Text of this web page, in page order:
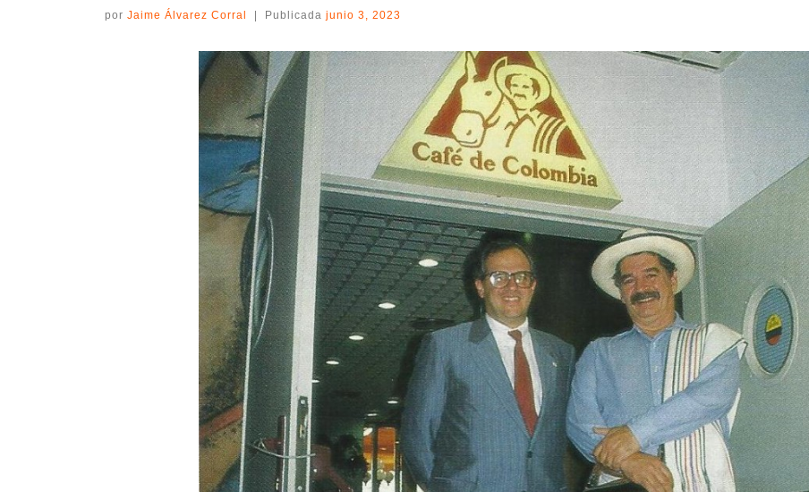
por Jaime Álvarez Corral | Publicada junio 3, 2023